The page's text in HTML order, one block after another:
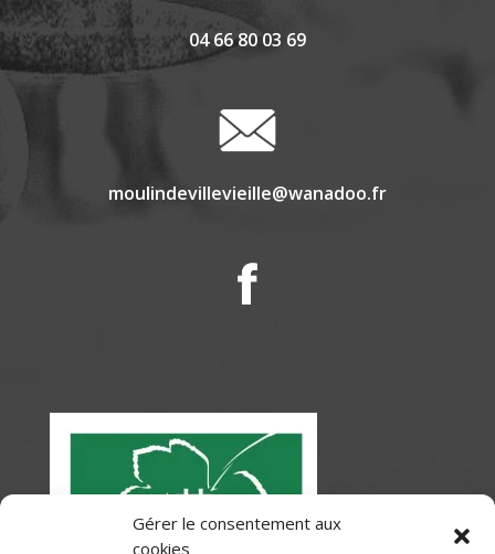
Gérer le consentement aux
cookies
04 66 80 03 69
moulindevillevieille@wanadoo.fr